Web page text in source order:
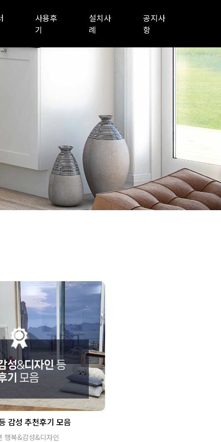
사용후
기
설치사
례
공지사
항
감성 추천후기 모음
행복&감성&디자인